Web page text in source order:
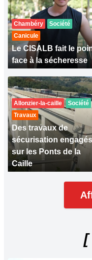
Chambéry
Société
Canicule
Le CISALB fait le
face à la sécheresse
Allonzier-la-caille
Société
Travaux
Des travaux de
sécurisation engagés
sur les Ponts de la
Caille
[